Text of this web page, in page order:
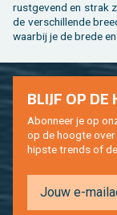
rust­ge­vend en strak
de ver­schil­len­de
waar­bij je de brede
BLIJF OP
Abon­neer je op
op de hoog­te
hip­s­te trends of